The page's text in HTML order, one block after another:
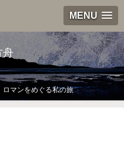
MENU
舟
ロマンをめぐる私の旅